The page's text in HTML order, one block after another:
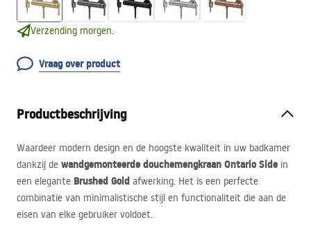
Verzending morgen.
Vraag over product
Productbeschrijving
Waardeer modern design en de hoogste kwaliteit in uw badkamer
dankzij de wandgemonteerde douchemengkraan Ontario Side in
een elegante Brushed Gold afwerking. Het is een perfecte
combinatie van minimalistische stijl en functionaliteit die aan de
eisen van elke gebruiker voldoet.